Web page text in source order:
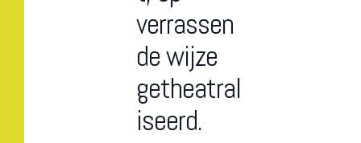
verrassen
de wijze
getheatral
iseerd.